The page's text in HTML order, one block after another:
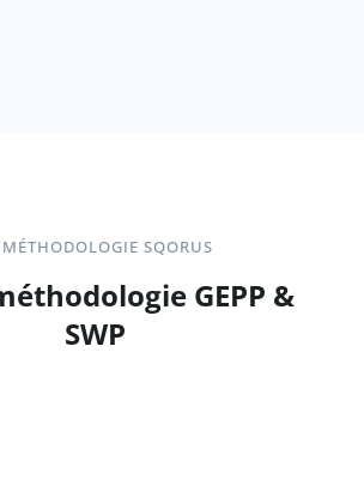
SQORUS
GEPP &
SWP